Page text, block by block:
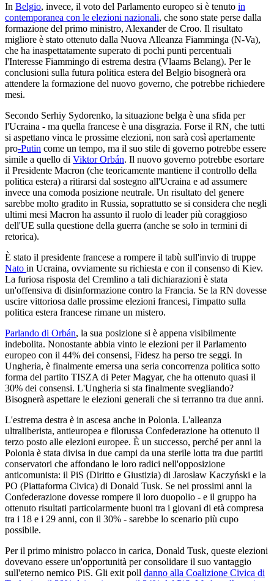
In Belgio, invece, il voto del Parlamento europeo si è tenuto in
contemporanea con le elezioni nazionali, che sono state perse dalla
formazione del primo ministro, Alexander de Croo. Il risultato
migliore è stato ottenuto dalla Nuova Alleanza Fiamminga (N-Va),
che ha inaspettatamente superato di pochi punti percentuali
l'Interesse Fiammingo di estrema destra (Vlaams Belang). Per le
conclusioni sulla futura politica estera del Belgio bisognerà ora
attendere la formazione del nuovo governo, che potrebbe richiedere
mesi.
Secondo Serhiy Sydorenko, la situazione belga è una sfida per
l'Ucraina - ma quella francese è una disgrazia. Forse il RN, che tutti
si aspettano vinca le prossime elezioni, non sarà così apertamente
pro-Putin come un tempo, ma il suo stile di governo potrebbe essere
simile a quello di Viktor Orbán. Il nuovo governo potrebbe esortare
il Presidente Macron (che teoricamente mantiene il controllo della
politica estera) a ritirarsi dal sostegno all'Ucraina e ad assumere
invece una comoda posizione neutrale. Un risultato del genere
sarebbe molto gradito in Russia, soprattutto se si considera che negli
ultimi mesi Macron ha assunto il ruolo di leader più coraggioso
dell'UE sulla questione della guerra (anche se solo in termini di
retorica).
È stato il presidente francese a rompere il tabù sull'invio di truppe
Nato in Ucraina, ovviamente su richiesta e con il consenso di Kiev.
La furiosa risposta del Cremlino a tali dichiarazioni è stata
un'offensiva di disinformazione contro la Francia. Se la RN dovesse
uscire vittoriosa dalle prossime elezioni francesi, l'impatto sulla
politica estera francese rimane un mistero.
Parlando di Orbán, la sua posizione si è appena visibilmente
indebolita. Nonostante abbia vinto le elezioni per il Parlamento
europeo con il 44% dei consensi, Fidesz ha perso tre seggi. In
Ungheria, è finalmente emersa una seria concorrenza politica sotto
forma del partito TISZA di Peter Magyar, che ha ottenuto quasi il
30% dei consensi. L'Ungheria si sta finalmente svegliando?
Bisognerà aspettare le elezioni generali che si terranno tra due anni.
L'estrema destra è in ascesa anche in Polonia. L'alleanza
ultraliberista, antieuropea e filorussa Confederazione ha ottenuto il
terzo posto alle elezioni europee. È un successo, perché per anni la
Polonia è stata divisa in due campi da una sterile lotta tra due partiti
conservatori che affondano le loro radici nell'opposizione
anticomunista: il PiS (Diritto e Giustizia) di Jarosław Kaczyński e la
PO (Piattaforma Civica) di Donald Tusk. Se nei prossimi anni la
Confederazione dovesse rompere il loro duopolio - e il gruppo ha
ottenuto risultati particolarmente buoni tra i giovani di età compresa
tra i 18 e i 29 anni, con il 30% - sarebbe lo scenario più cupo
possibile.
Per il primo ministro polacco in carica, Donald Tusk, queste elezioni
dovevano essere un'opportunità per consolidare il suo vantaggio
sull'eterno nemico PiS. Gli exit poll danno alla Coalizione Civica di